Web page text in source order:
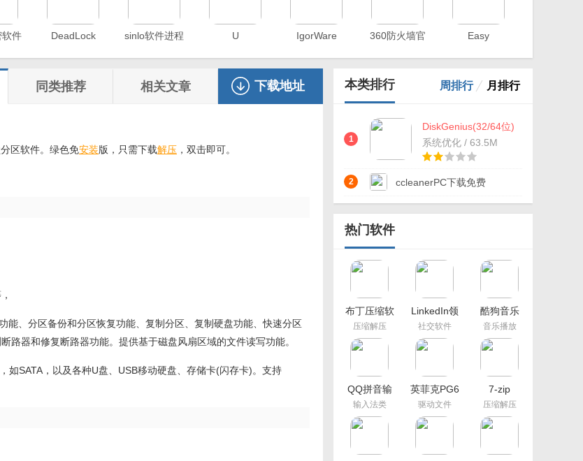
具)
存清理工
具)
中文版 /
gaming
center v2.1.5
官方版
官方版 / 中文 /
软件 DeadLock
sinlo软件进程
U
IgorWare
360防火墙官
Easy
同类推荐 相关文章 下载地址
区软件。绿色免安装版，只需下载解压 ，双击即可。
能、分区备份和分区恢复功能、复制分区、复制硬盘功能、快速分区
器和修复断路器功能。提供基于磁盘风扇区域的文件读写功能。
如SATA，以及各种U盘、USB移动硬盘、存储卡(闪存卡)。支持
本类排行 周排行 月排行
1
DiskGenius(32/64位)
桌面版下载
v5.5.0.1487 官方版
系统优化 / 63.5M
2 ccleanerPC下载免费
热门软件
布丁压缩软
件
压缩解压
LinkedIn领
英电脑版
社交软件
酷狗音乐
2021新版本
音乐播放
QQ拼音输
入法
输入法类
英菲克PG6
压枪鼠标宏
驱动文件
7-zip
压缩解压